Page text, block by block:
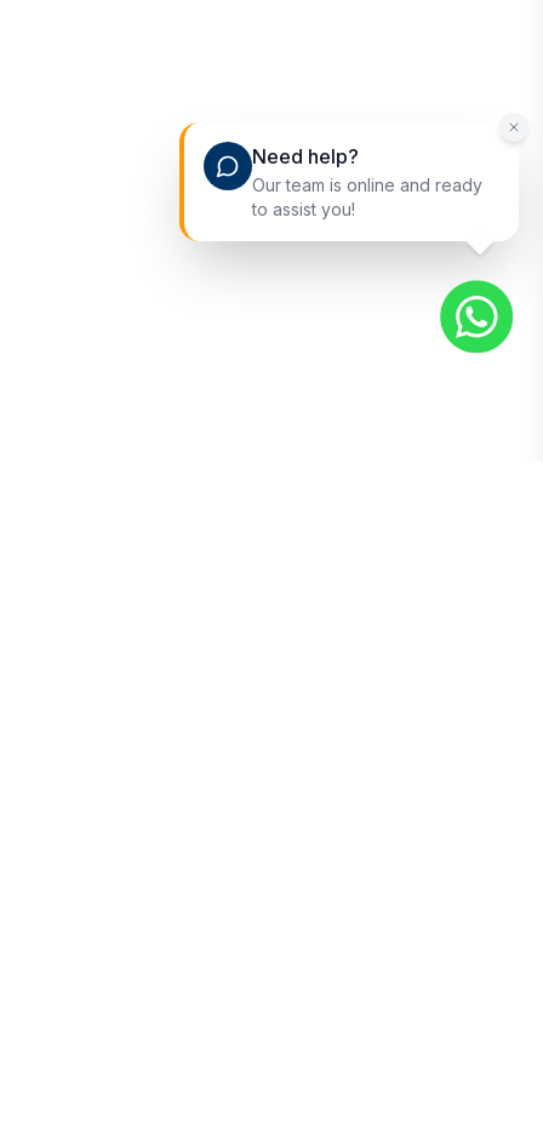
Need help?
Our team is online and ready
to assist you!